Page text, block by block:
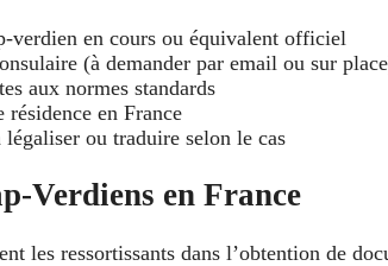
en cours ou équivalent officiel
(à demander par email ou sur
aux normes standards
en France
légaliser ou traduire selon le cas
en France
les ressortissants dans l’obtention de